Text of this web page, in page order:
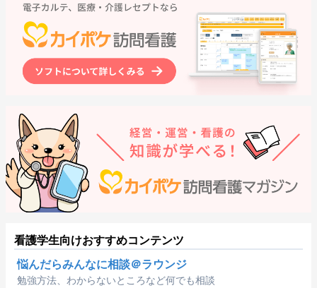
看護学生向けおすすめコンテンツ
悩んだらみんなに相談＠ラウンジ
勉強方法、わからないところなど何でも相談